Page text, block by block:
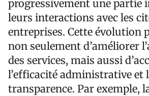
progressivement une partie
leurs interactions avec les
entreprises. Cette évolution
non seulement d’améliorer
des services, mais aussi
l’efficacité administrative et
transparence. Par exemple,